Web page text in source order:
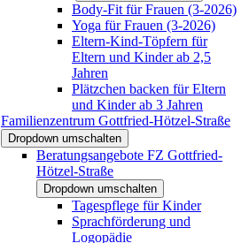
Body-Fit für Frauen (3-2026)
Yoga für Frauen (3-2026)
Eltern-Kind-Töpfern für
Eltern und Kinder ab 2,5
Jahren
Plätzchen backen für Eltern
und Kinder ab 3 Jahren
Familienzentrum Gottfried-Hötzel-Straße
Dropdown umschalten
Beratungsangebote FZ Gottfried-
Hötzel-Straße
Dropdown umschalten
Tagespflege für Kinder
Sprachförderung und
Logopädie